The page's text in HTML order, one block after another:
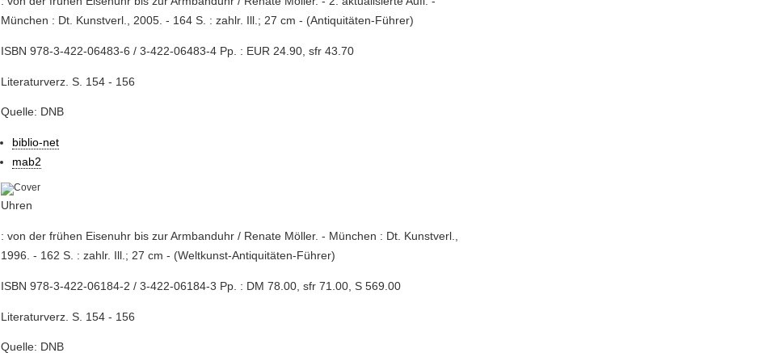
München : Dt. Kunstverl., 2005. - 164 S. : zahlr. Ill.; 27 cm - (Antiquitäten-Führer)
ISBN 978-3-422-06483-6 / 3-422-06483-4 Pp. : EUR 24.90, sfr 43.70
Literaturverz. S. 154 - 156
Quelle: DNB
biblio-net
mab2
Uhren
: von der frühen Eisenuhr bis zur Armbanduhr / Renate Möller. - München : Dt. Kunstverl.,
1996. - 162 S. : zahlr. Ill.; 27 cm - (Weltkunst-Antiquitäten-Führer)
ISBN 978-3-422-06184-2 / 3-422-06184-3 Pp. : DM 78.00, sfr 71.00, S 569.00
Literaturverz. S. 154 - 156
Quelle: DNB